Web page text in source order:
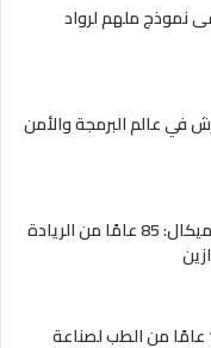
نموذج ملهم لرواد
عالم البرمجة والأمن
مجموعة شركات ملجراميكال: 85 عامًا من الريادة
د. أوليغ أباكوموف.. 12 عامًا من الطب لصناعة